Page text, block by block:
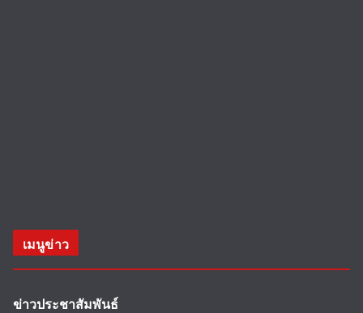
เมนูข่าว
ข่าวประชาสัมพันธ์